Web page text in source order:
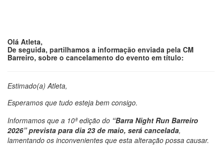
Olá Atleta,
De seguida, partilhamos a informação enviada pela CM
Barreiro, sobre o cancelamento do evento em título:
Estimado(a) Atleta,
Esperamos que tudo esteja bem consigo.
Informamos que a 10ª edição do “Barra Night Run Barreiro
2026” prevista para dia 23 de maio, será cancelada,
lamentando os inconvenientes que esta alteração possa causar.